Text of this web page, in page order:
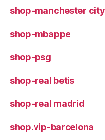
shop-manchester city
shop-mbappe
shop-psg
shop-real betis
shop-real madrid
shop.vip-barcelona